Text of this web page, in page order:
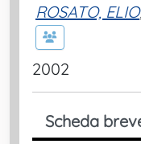
ROSATO, ELIO
2002
Scheda